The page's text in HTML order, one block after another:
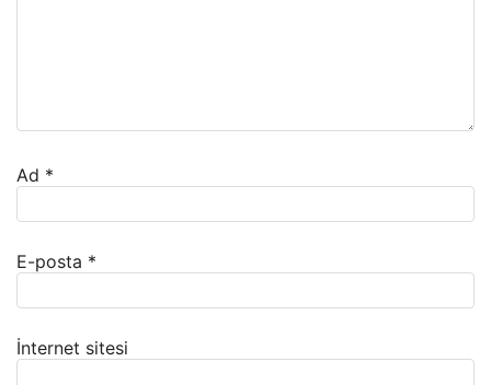
Ad *
E-posta *
İnternet sitesi